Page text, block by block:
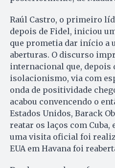
Raúl Castro, o primeiro
depois de Fidel, iniciou
que prometia dar início a
aberturas. O discurso
internacional que, depois
isolacionismo, via com
onda de positividade
acabou convencendo o
Estados Unidos, Barack
reatar os laços com Cuba,
uma visita oficial foi
EUA em Havana foi